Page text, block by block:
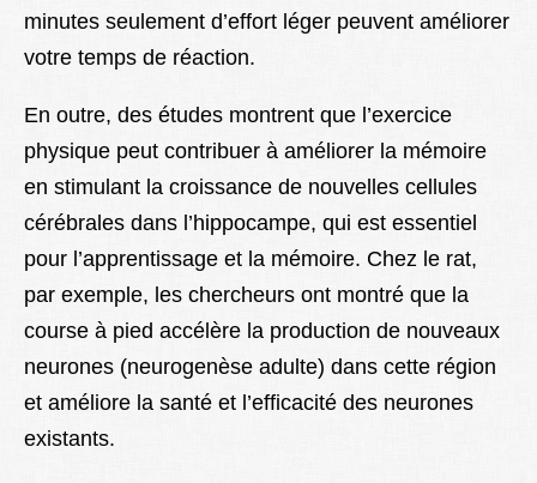
minutes seulement d’effort léger peuvent améliorer
votre temps de réaction.
En outre, des études montrent que l’exercice
physique peut contribuer à améliorer la mémoire
en stimulant la croissance de nouvelles cellules
cérébrales dans l’hippocampe, qui est essentiel
pour l’apprentissage et la mémoire. Chez le rat,
par exemple, les chercheurs ont montré que la
course à pied accélère la production de nouveaux
neurones (neurogenèse adulte) dans cette région
et améliore la santé et l’efficacité des neurones
existants.